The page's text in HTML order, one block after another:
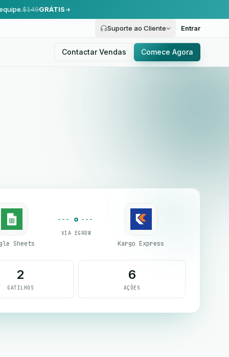
$149GRÁTIS
Suporte ao Cliente Entrar
Contactar Vendas Comece Agora
Sheets
VIA EGROW
Kargo Express
2
GATILHOS
6
AÇÕES